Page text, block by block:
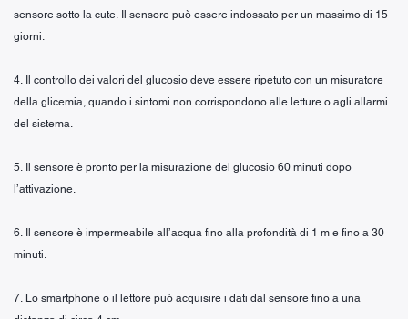
sensore sotto la cute. Il sensore può essere indossato per un massimo di 15
giorni.
4. Il controllo dei valori del glucosio deve essere ripetuto con un misuratore
della glicemia, quando i sintomi non corrispondono alle letture o agli allarmi
del sistema.
5. Il sensore è pronto per la misurazione del glucosio 60 minuti dopo
l’attivazione.
6. Il sensore è impermeabile all’acqua fino alla profondità di 1 m e fino a 30
minuti.
7. Lo smartphone o il lettore può acquisire i dati dal sensore fino a una